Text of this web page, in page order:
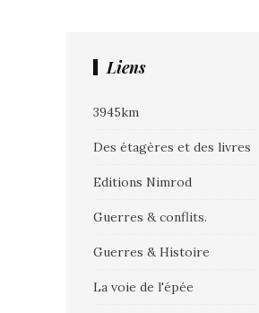
Liens
3945km
Des étagères et des livres
Editions Nimrod
Guerres & conflits.
Guerres & Histoire
La voie de l'épée